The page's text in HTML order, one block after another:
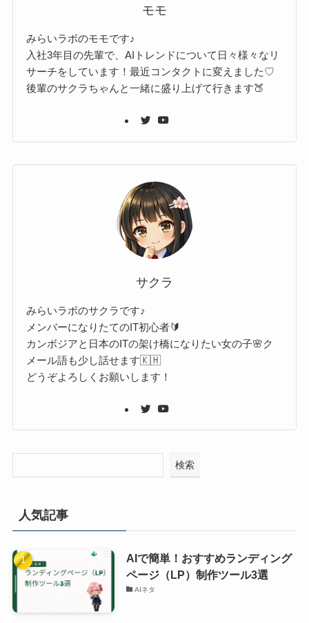
モモ
みらいラボのモモです♪
入社3年目の先輩で、AIトレンドについて日々様々なリ
サーチをしています！最近コンタクトに変えました♡
後輩のサクラちゃんと一緒に盛り上げて行きます🍑
サクラ
みらいラボのサクラです♪
メンバーになりたてのIT初心者🔰
カンボジアと日本のITの架け橋になりたい女の子🌸ク
メール語も少し話せます🇰🇭
どうぞよろしくお願いします！
検索
人気記事
AIで簡単！おすすめランディング
ページ（LP）制作ツール3選
AIネタ